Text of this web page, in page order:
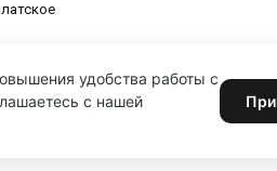
удобства работы с
с нашей